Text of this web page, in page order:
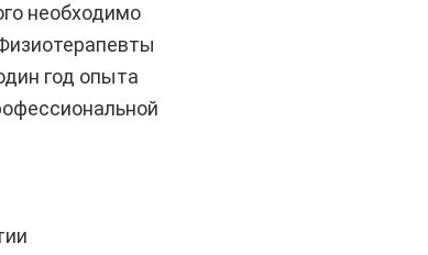
необходимо
год опыта